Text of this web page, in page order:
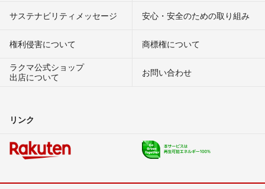
サステナビリティメッセージ 安心・安全のための取り組み
権利侵害について
商標権について
ラクマ公式ショップ
出店について
お問い合わせ
リンク